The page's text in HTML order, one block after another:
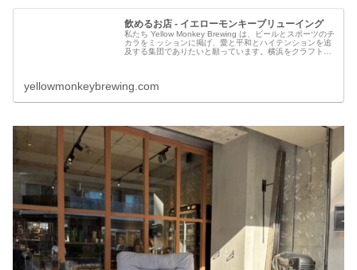
飲めるお店 - イエローモンキーブリューイング
私たち Yellow Monkey Brewing は、ビールとスポーツのチ
カラをミッションに掲げ、愛と平和とハイテンションを追
及する集団でありたいと願っています。横浜をクラフトビ
yellowmonkeybrewing.com